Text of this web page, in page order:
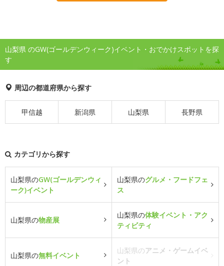
山梨県 のGW(ゴールデンウィーク)イベント・おでかけスポットを探
す
周辺の都道府県から探す
甲信越 新潟県 山梨県 長野県
カテゴリから探す
山梨県のGW(ゴールデンウィ
ーク)イベント
山梨県のグルメ・フードフェ
ス
山梨県の物産展
山梨県の体験イベント・アク
ティビティ
山梨県の無料イベント
山梨県のアニメ・ゲームイベ
ント